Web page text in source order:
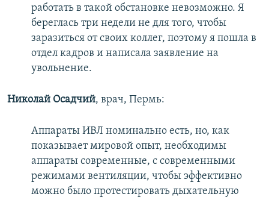
работать в такой обстановке невозможно. Я
береглась три недели не для того, чтобы
заразиться от своих коллег, поэтому я пошла в
отдел кадров и написала заявление на
увольнение.
Николай Осадчий, врач, Пермь:
Аппараты ИВЛ номинально есть, но, как
показывает мировой опыт, необходимы
аппараты современные, с современными
режимами вентиляции, чтобы эффективно
можно было протестировать дыхательную